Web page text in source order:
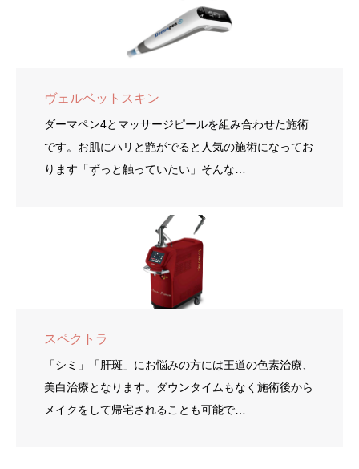
ヴェルベットスキン
ダーマペン4とマッサージピールを組み合わせた施術
です。お肌にハリと艶がでると人気の施術になってお
ります「ずっと触っていたい」そんな…
スペクトラ
「シミ」「肝斑」にお悩みの方には王道の色素治療、
美白治療となります。ダウンタイムもなく施術後から
メイクをして帰宅されることも可能で…